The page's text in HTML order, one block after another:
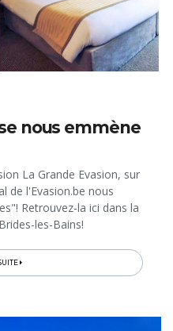
nous emmène
La Grande Evasion, sur
de l'Evasion.be nous
Retrouvez-la ici dans la
les-Bains!